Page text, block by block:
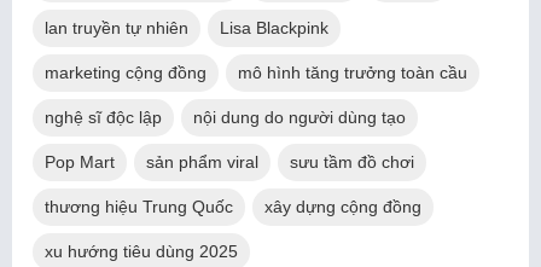
lan truyền tự nhiên Lisa Blackpink
marketing cộng đồng mô hình tăng trưởng toàn cầu
nghệ sĩ độc lập nội dung do người dùng tạo
Pop Mart sản phẩm viral sưu tầm đồ chơi
thương hiệu Trung Quốc xây dựng cộng đồng
xu hướng tiêu dùng 2025